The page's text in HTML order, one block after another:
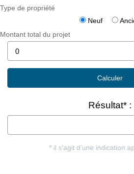
Type de propriété
Neuf
Montant total du projet
Résultat* :
* il s'agit d'une indication